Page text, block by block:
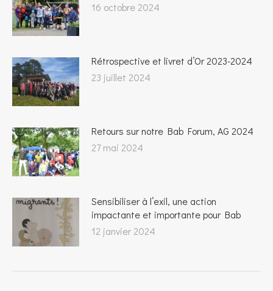
16 octobre 2024
Rétrospective et livret d’Or 2023-2024
23 juillet 2024
Retours sur notre Bab Forum, AG 2024
27 mai 2024
Sensibiliser à l’exil, une action
impactante et importante pour Bab
12 janvier 2024